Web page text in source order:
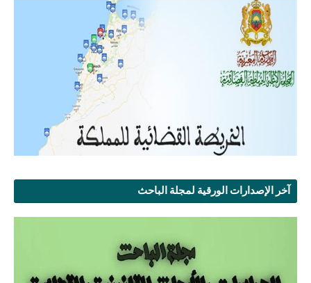
آخر الإصدارات الورقية لمجلة الباحث